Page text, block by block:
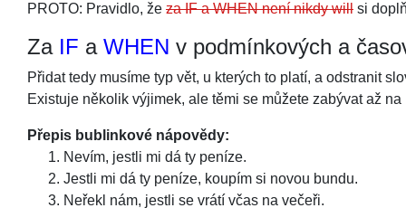
PROTO: Pravidlo, že za IF a WHEN není nikdy will si
Za IF a WHEN v podmínkových a
Přidat tedy musíme typ vět, u kterých to platí, a odstranit
Existuje několik výjimek, ale těmi se můžete zabývat až
Přepis bublinkové nápovědy:
Nevím, jestli mi dá ty peníze.
Jestli mi dá ty peníze, koupím si novou bundu.
Neřekl nám, jestli se vrátí včas na večeři.